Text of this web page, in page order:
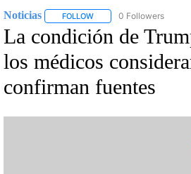
Noticias FOLLOWFOLLOW "NOTICIAS" TO
0 Followers
La condición de
los médicos
confirman fuentes